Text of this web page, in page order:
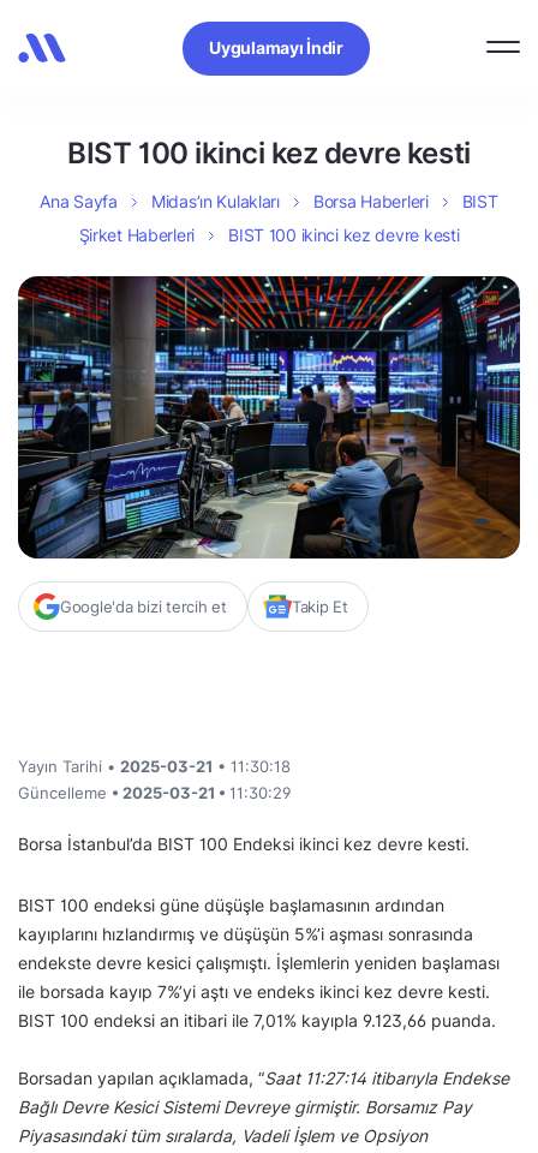
Uygulamayı İndir
BIST 100 ikinci kez devre kesti
Ana Sayfa Midas’ın Kulakları Borsa Haberleri
BIST
Şirket Haberleri
BIST 100 ikinci kez devre kesti
Google'da bizi tercih et Takip Et
Yayın Tarihi • 2025-03-21 • 11:30:18
Güncelleme • 2025-03-21 • 11:30:29
Borsa İstanbul’da BIST 100 Endeksi ikinci kez devre kesti.
BIST 100 endeksi güne düşüşle başlamasının ardından
kayıplarını hızlandırmış ve düşüşün 5%’i aşması sonrasında
endekste devre kesici çalışmıştı. İşlemlerin yeniden başlaması
ile borsada kayıp 7%’yi aştı ve endeks ikinci kez devre kesti.
BIST 100 endeksi an itibari ile 7,01% kayıpla 9.123,66 puanda.
Borsadan yapılan açıklamada, “Saat 11:27:14 itibarıyla Endekse
Bağlı Devre Kesici Sistemi Devreye girmiştir. Borsamız Pay
Piyasasındaki tüm sıralarda, Vadeli İşlem ve Opsiyon